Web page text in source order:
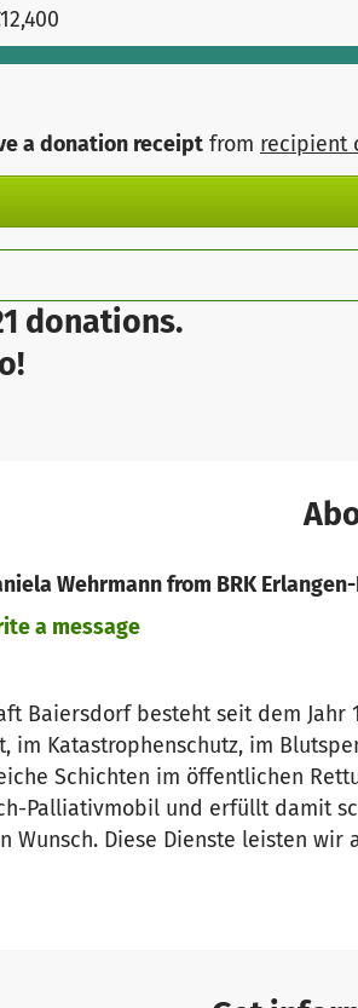
donations.
a donation receipt from recipient
Wehrmann from BRK
a message
Baiersdorf besteht seit dem
im Katastrophenschutz, im
Schichten im öffentlichen
Palliativmobil und erfüllt damit
Wunsch. Diese Dienste leisten